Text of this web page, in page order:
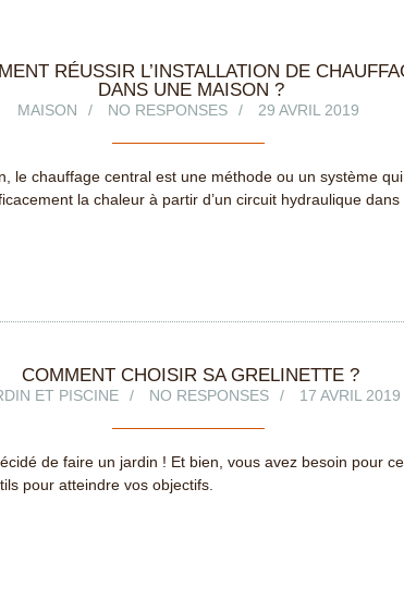
RÉUSSIR L’INSTALLATION DE
DANS UNE MAISON ?
MAISON NO RESPONSES 29 AVRIL 2019
le chauffage central est une méthode ou un système
la chaleur à partir d’un circuit hydraulique dans
COMMENT CHOISIR SA GRELINETTE ?
ET PISCINE NO RESPONSES 17 AVRIL 2019
de faire un jardin ! Et bien, vous avez besoin pour
pour atteindre vos objectifs.